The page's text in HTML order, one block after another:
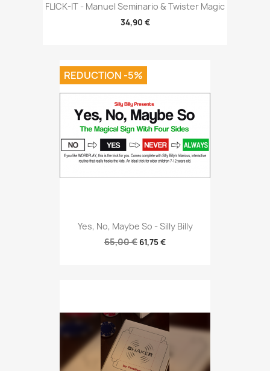
FLICK-IT - Manuel Seminario & Twister Magic
34,90 €
Yes, No, Maybe So - Silly Billy
65,00 € 61,75 €
REDUCTION -5%